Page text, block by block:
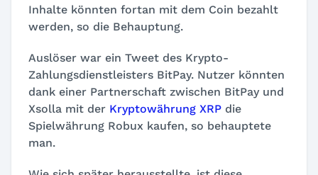
Inhalte könnten fortan mit dem Coin bezahlt
werden, so die Behauptung.
Auslöser war ein Tweet des Krypto-
Zahlungsdienstleisters BitPay. Nutzer könnten
dank einer Partnerschaft zwischen BitPay und
Xsolla mit der Kryptowährung XRP die
Spielwährung Robux kaufen, so behauptete
man.